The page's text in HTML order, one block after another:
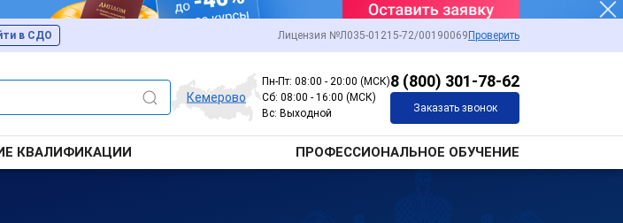
в СДО Лицензия №Л035-01215-72/00190069 Проверить
Кемерово
Пн-Пт: 08:00 - 20:00 (МСК)
Сб: 08:00 - 16:00 (МСК)
Вс: Выходной
8 (800) 301-78-62
Заказать звонок
КВАЛИФИКАЦИИ ПРОФЕССИОНАЛЬНОЕ ОБУЧЕНИЕ